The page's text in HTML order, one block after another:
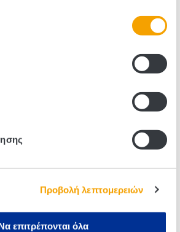
Προβολή λεπτομερειών
επιτρέπονται όλα